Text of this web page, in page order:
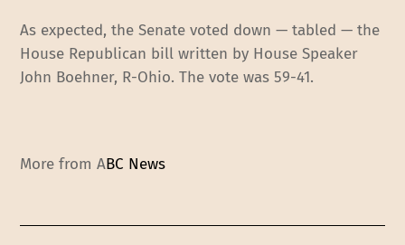
As expected, the Senate voted down — tabled — the
House Republican bill written by House Speaker
John Boehner, R-Ohio. The vote was 59-41.
More from ABC News